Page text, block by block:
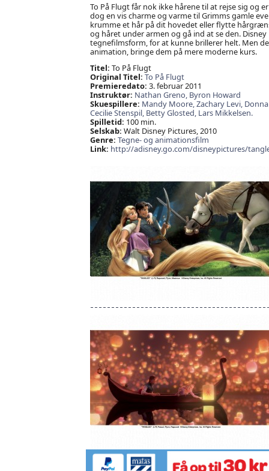
To På Flugt får nok ikke hårene til at rejse sig og
dog en vis charme og varme til Grimms gamle
krumme et hår på dit hovedet eller flytte
og håret under armen og gå ind at se den.
tegnefilmsform, for at kunne brillerer helt. Men
animation, bringe dem på mere moderne kurs.
Titel: To På Flugt
Original Titel: To På Flugt
Premieredato: 3. februar 2011
Instruktør: Nathan Greno, Byron Howard
Skuespillere: Mandy Moore,Zachary Levi,
Cecilie Stenspil, Betty Glosted, Lars Mikkelsen.
Spilletid: 100 min.
Selskab: Walt Disney Pictures, 2010
Genre: Tegne- og animationsfilm
Link: http://adisney.go.com/disneypictures/